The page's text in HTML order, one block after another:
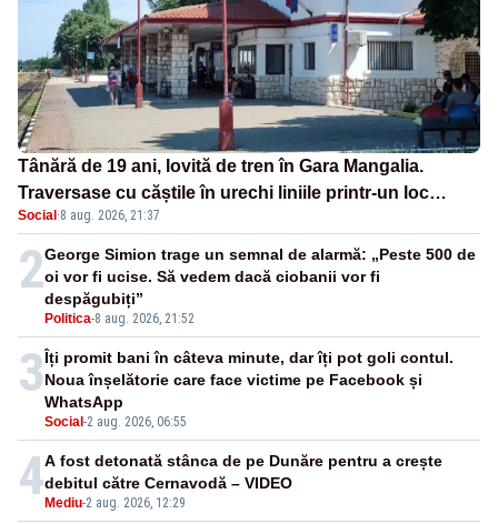
Tânără de 19 ani, lovită de tren în Gara Mangalia.
Traversase cu căștile în urechi liniile printr-un loc
nepermis
Social ·8 aug. 2026, 21:37
2
Politica-8 aug. 2026, 21:52
George Simion trage un semnal de alarmă: „Peste 500 de
oi vor fi ucise. Să vedem dacă ciobanii vor fi
despăgubiți”
3
Social -2 aug. 2026, 06:55
Îți promit bani în câteva minute, dar îți pot goli contul.
Noua înșelătorie care face victime pe Facebook și
WhatsApp
4 Mediu-2 aug. 2026, 12:29
A fost detonată stânca de pe Dunăre pentru a crește
debitul către Cernavodă – VIDEO